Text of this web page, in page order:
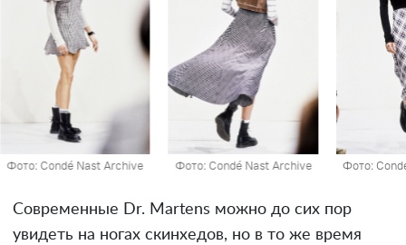
Archive Фото: Condé Nast Archive Фото: Condé Nast Archive
Современные Dr. Martens можно до сих пор
увидеть на ногах скинхедов, но в то же время